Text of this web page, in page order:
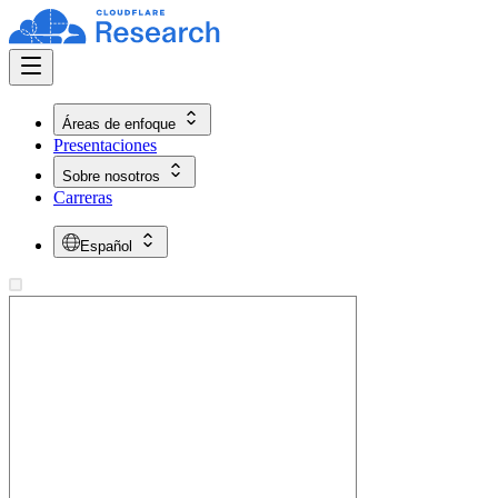
Áreas de enfoque
Presentaciones
Sobre nosotros
Carreras
Español